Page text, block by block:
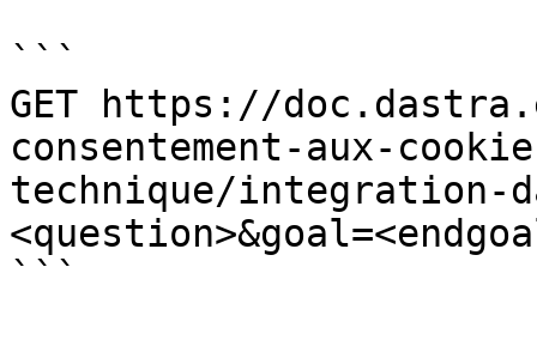
```
GET https://
consentement-aux-
technique/integration-
```